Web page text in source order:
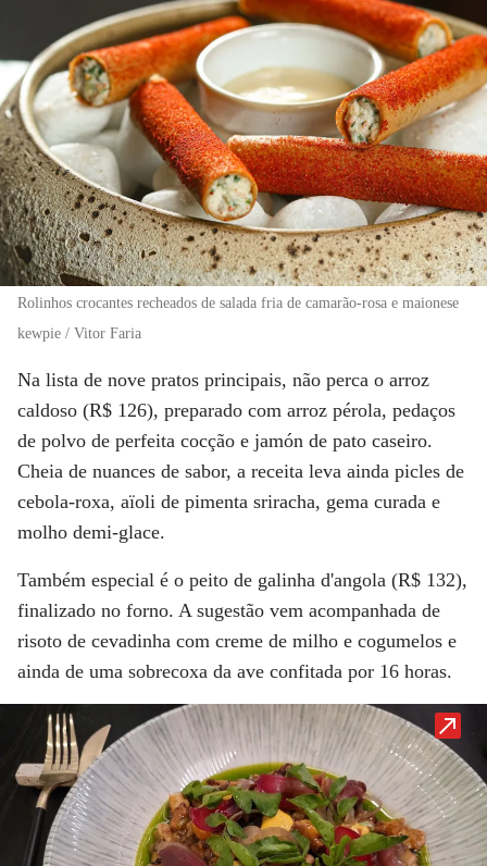
Rolinhos crocantes recheados de salada fria de camarão-rosa e maionese
kewpie / Vitor Faria
Na lista de nove pratos principais, não perca o arroz
caldoso (R$ 126), preparado com arroz pérola, pedaços
de polvo de perfeita cocção e jamón de pato caseiro.
Cheia de nuances de sabor, a receita leva ainda picles de
cebola-roxa, aïoli de pimenta sriracha, gema curada e
molho demi-glace.
Também especial é o peito de galinha d'angola (R$ 132),
finalizado no forno. A sugestão vem acompanhada de
risoto de cevadinha com creme de milho e cogumelos e
ainda de uma sobrecoxa da ave confitada por 16 horas.